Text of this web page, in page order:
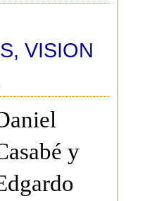
, VISION
y